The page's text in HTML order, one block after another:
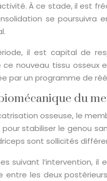
À ce stade, il est
se poursuivra
il est capital de
ce nouveau tissu osseux
par un programme de
du
osseuse, le
stabiliser le genou
sont sollicités
suivant l’intervention,
entre les deux